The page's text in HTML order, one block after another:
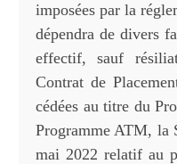
imposées par la
dépendra de divers
effectif, sauf
Contrat de
cédées au titre du
Programme ATM, la
mai 2022 relatif au